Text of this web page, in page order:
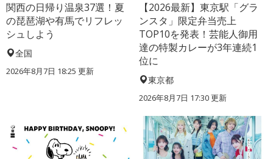
関西の日帰り温泉37選！夏
の琵琶湖や有馬でリフレッ
シュしよう
全国
2026年8月7日 18:25 更新
【2026最新】東京駅「グラ
ンスタ」限定弁当売上
TOP10を発表！芸能人御用
達の特製カレーが3年連続1
位に
東京都
2026年8月7日 17:30更新